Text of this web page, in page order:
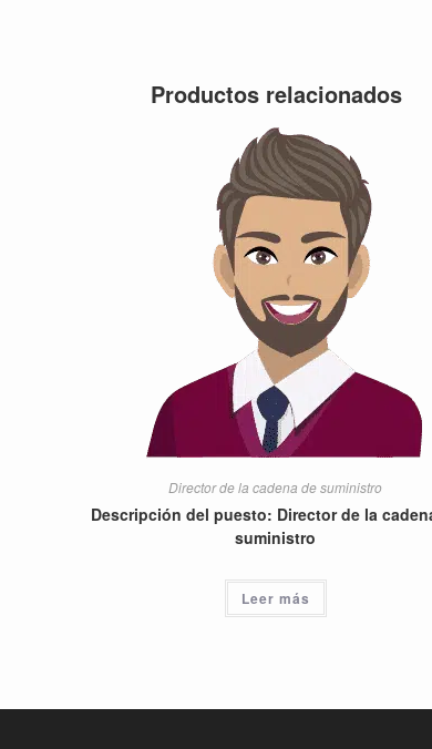
Productos relacionados
Director de la cadena de suministro
Descripción del puesto: Director de la
suministro
Leer más